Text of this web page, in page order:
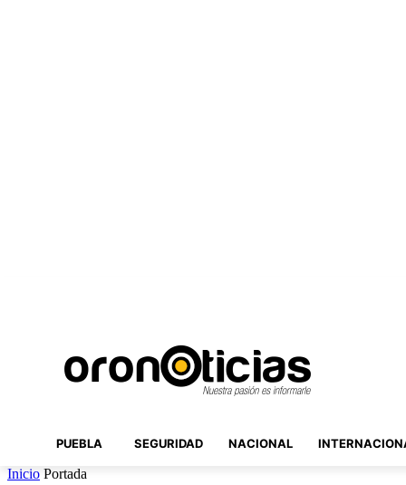
PUEBLA SEGURIDAD NACIONAL
Inicio Portada